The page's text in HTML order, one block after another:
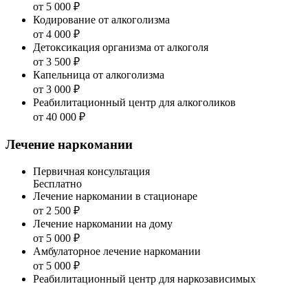
от 5 000 ₽
Кодирование от алкоголизма
от 4 000 ₽
Детоксикация организма от алкоголя
от 3 500 ₽
Капельница от алкоголизма
от 3 000 ₽
Реабилитационный центр для алкоголиков
от 40 000 ₽
Лечение наркомании
Первичная консультация
Бесплатно
Лечение наркомании в стационаре
от 2 500 ₽
Лечение наркомании на дому
от 5 000 ₽
Амбулаторное лечение наркомании
от 5 000 ₽
Реабилитационный центр для наркозависимых